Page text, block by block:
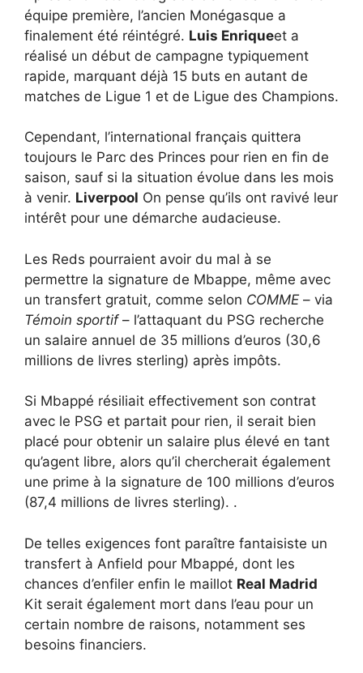
équipe première, l’ancien Monégasque a
finalement été réintégré. Luis Enriqueet a
réalisé un début de campagne typiquement
rapide, marquant déjà 15 buts en autant de
matches de Ligue 1 et de Ligue des Champions.
Cependant, l’international français quittera
toujours le Parc des Princes pour rien en fin de
saison, sauf si la situation évolue dans les mois
à venir. Liverpool On pense qu’ils ont ravivé leur
intérêt pour une démarche audacieuse.
Les Reds pourraient avoir du mal à se
permettre la signature de Mbappe, même avec
un transfert gratuit, comme selon COMME – via
Témoin sportif– l’attaquant du PSG recherche
un salaire annuel de 35 millions d’euros (30,6
millions de livres sterling) après impôts.
Si Mbappé résiliait effectivement son contrat
avec le PSG et partait pour rien, il serait bien
placé pour obtenir un salaire plus élevé en tant
qu’agent libre, alors qu’il chercherait également
une prime à la signature de 100 millions d’euros
(87,4 millions de livres sterling). .
De telles exigences font paraître fantaisiste un
transfert à Anfield pour Mbappé, dont les
chances d’enfiler enfin le maillot Real Madrid
Kit serait également mort dans l’eau pour un
certain nombre de raisons, notamment ses
besoins financiers.